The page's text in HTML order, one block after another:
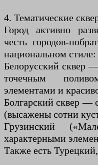
4. Тематические
Город активно
честь городов-
национальном стиле:
Белорусский сквер
точечным
элементами и
Болгарский сквер —
(высажены сотни
Грузинский
характерными
Также есть